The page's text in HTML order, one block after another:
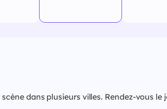
dans plusieurs villes. Rendez-vous le